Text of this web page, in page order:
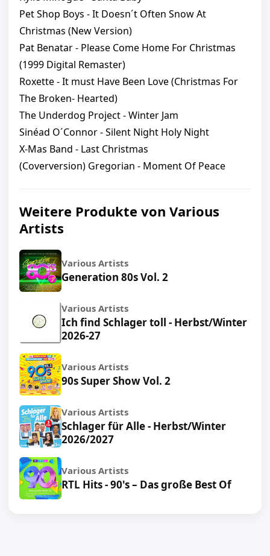
Pet Shop Boys - It Doesn´t Often Snow At
Christmas (New Version)
Pat Benatar - Please Come Home For Christmas
(1999 Digital Remaster)
Roxette - It must Have Been Love (Christmas For
The Broken- Hearted)
The Underdog Project - Winter Jam
Sinéad O´Connor - Silent Night Holy Night
X-Mas Band - Last Christmas
(Coverversion) Gregorian - Moment Of Peace
Weitere Produkte von Various
Artists
Various Artists
Generation 80s Vol. 2
Various Artists
Ich find Schlager toll - Herbst/Winter
2026-27
Various Artists
90s Super Show Vol. 2
Various Artists
Schlager für Alle - Herbst/Winter
2026/2027
Various Artists
RTL Hits - 90's – Das große Best Of